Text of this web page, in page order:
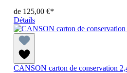
de 125,00 €*
Détails
CANSON carton de conservation